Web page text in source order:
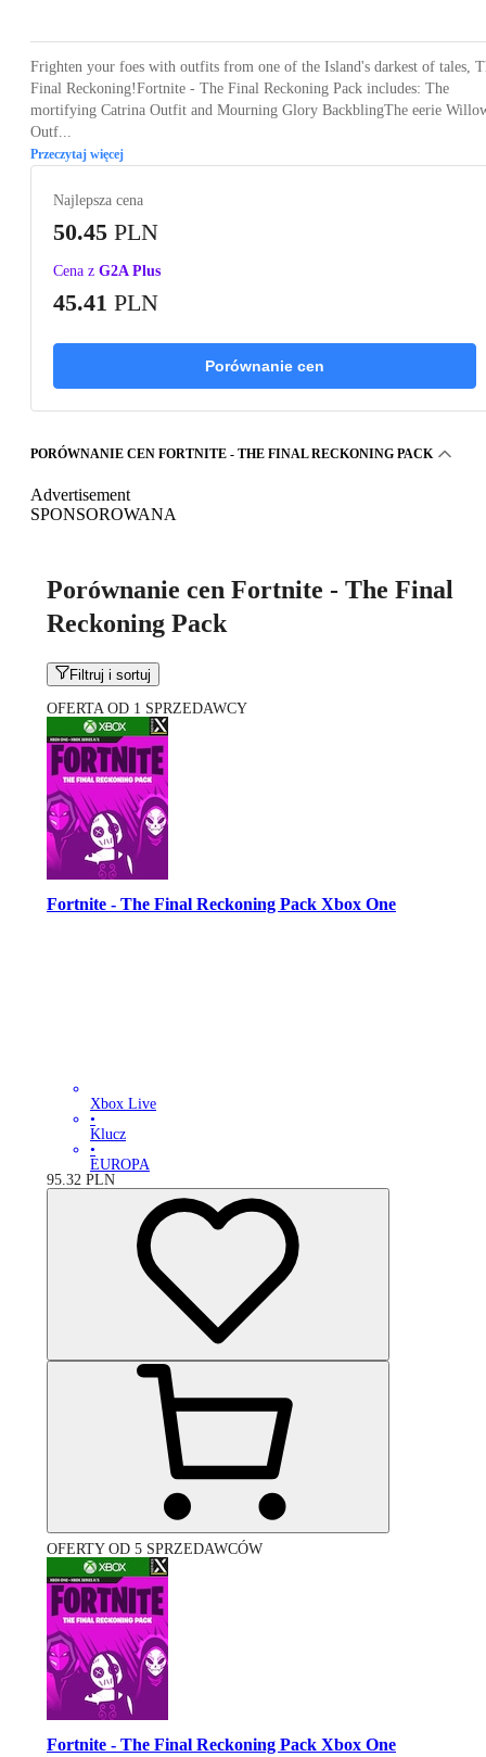
Frighten your foes with outfits from one of the Island's darkest of tales,
Final Reckoning!Fortnite - The Final Reckoning Pack includes: The
mortifying Catrina Outfit and Mourning Glory BackblingThe eerie
Outf...
Przeczytaj więcej
Najlepsza cena
50.45 PLN
Cena z G2A Plus
45.41 PLN
Porównanie cen
PORÓWNANIE CEN FORTNITE - THE FINAL RECKONING PACK
Advertisement
SPONSOROWANA
Porównanie cen Fortnite - The Final
Reckoning Pack
Filtruj i sortuj
OFERTA OD 1 SPRZEDAWCY
Fortnite - The Final Reckoning Pack Xbox One
Xbox Live
•
Klucz
•
EUROPA
95.32 PLN
OFERTY OD 5 SPRZEDAWCÓW
Fortnite - The Final Reckoning Pack Xbox One